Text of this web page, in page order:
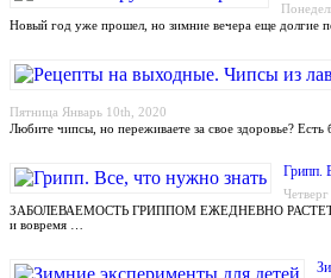
Новый год уже прошел, но зимние вечера еще долгие
Пятница Январь 10th, 2020
Любите чипсы, но переживаете за свое здоровье? Есть
Грипп.
ЗАБОЛЕВАЕМОСТЬ ГРИППОМ ЕЖЕДНЕВНО РАСТЕТ!
и вовремя …